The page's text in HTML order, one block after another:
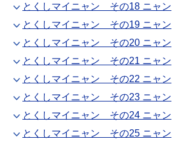
とくしマイニャン その18 ニャン
とくしマイニャン その19 ニャン
とくしマイニャン その20 ニャン
とくしマイニャン その21 ニャン
とくしマイニャン その22 ニャン
とくしマイニャン その23 ニャン
とくしマイニャン その24 ニャン
とくしマイニャン その25 ニャン